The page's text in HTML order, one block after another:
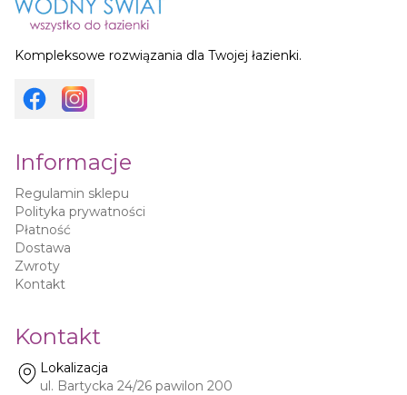
Kompleksowe rozwiązania dla Twojej łazienki.
Informacje
Regulamin sklepu
Polityka prywatności
Płatność
Dostawa
Zwroty
Kontakt
Kontakt
Lokalizacja
ul. Bartycka 24/26 pawilon 200